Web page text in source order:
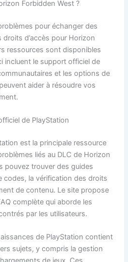
Forbidden West ?
pour échanger des
d’accès pour Horizon
ressources sont disponibles
incluent le support officiel de
et les options de
aider à résoudre vos
de PlayStation
est la principale ressource
liés au DLC de Horizon
pouvez trouver des guides
codes, la vérification des droits
de contenu. Le site propose
complète qui aborde les
par les utilisateurs.
de PlayStation contient
sujets, y compris la gestion